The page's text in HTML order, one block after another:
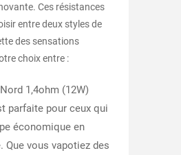
Ces résistances
entre deux styles de
des sensations
choix entre :
1,4ohm (12W)
parfaite pour ceux qui
économique en
Que vous vapotiez des